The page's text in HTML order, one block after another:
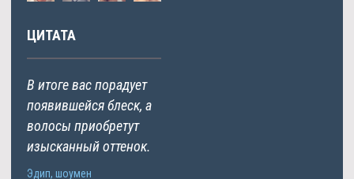
ЦИТАТА
В итоге вас порадует
появившейся блеск, а
волосы приобретут
изысканный оттенок.
Эдип, шоумен